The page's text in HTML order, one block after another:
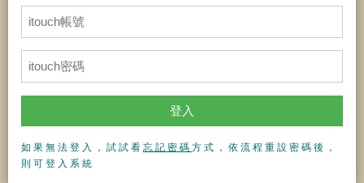
登入
如果無法登入，試試看 忘記密碼 方式，依流程重設密碼後，
則可登入系統